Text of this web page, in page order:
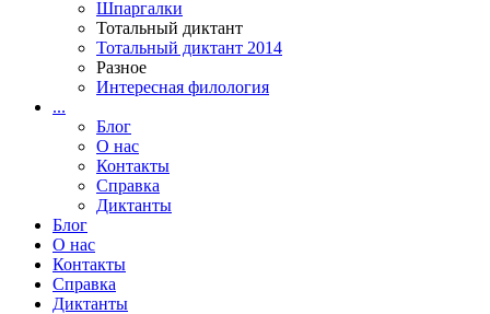
Шпаргалки
Тотальный диктант
Тотальный диктант 2014
Разное
Интересная филология
...
Блог
О нас
Контакты
Справка
Диктанты
Блог
О нас
Контакты
Справка
Диктанты